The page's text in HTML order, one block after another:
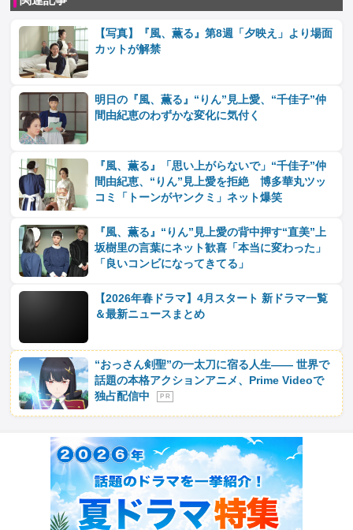
【写真】『風、薫る』第8週「夕映え」より場面
カットが解禁
明日の『風、薫る』“りん”見上愛、“千佳子”仲
間由紀恵のわずかな変化に気付く
『風、薫る』「思い上がらないで」“千佳子”仲
間由紀恵、“りん”見上愛を拒絶 博多華丸ツッ
コミ「トーンがヤンクミ」ネット爆笑
『風、薫る』“りん”見上愛の背中押す“直美”上
坂樹里の言葉にネット歓喜「本当に変わった」
「良いコンビになってきてる」
【2026年春ドラマ】4月スタート 新ドラマ一覧
＆最新ニュースまとめ
“おっさん剣聖”の一太刀に宿る人生―― 世界で
話題の本格アクションアニメ、Prime Videoで
独占配信中
P R